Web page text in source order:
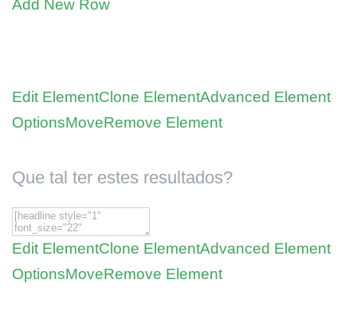
Add New Row
Edit ElementClone ElementAdvanced Element
OptionsMoveRemove Element
Que tal ter estes resultados?
Edit ElementClone ElementAdvanced Element
OptionsMoveRemove Element